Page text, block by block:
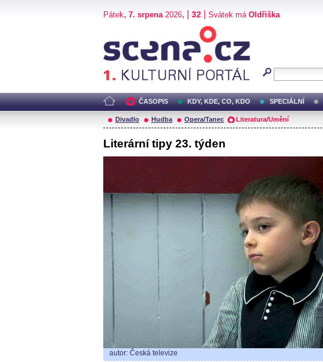
Pátek, 7. srpena2026, | 32 Svátek má Oldřiška
ČASOPIS KDY, KDE, CO, KDO SPECIÁLNÍ
Divadlo Hudba Opera/Tanec Literatura/Umění
Literární tipy 23. týden
autor: Česká televize